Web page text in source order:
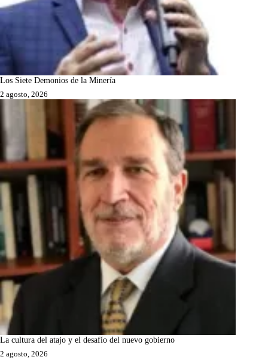
Los Siete Demonios de la Minería
2 agosto, 2026
La cultura del atajo y el desafío del nuevo gobierno
2 agosto, 2026